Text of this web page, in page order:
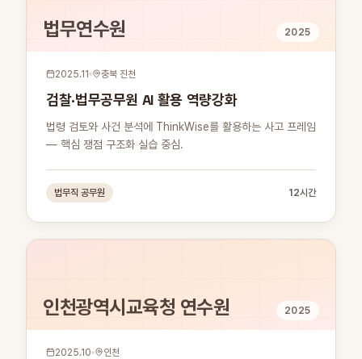
법무연수원 2025
2025.11 충북 진천
검찰·법무공무원 AI 활용 역량강화
법령 검토와 사건 분석에 ThinkWise를 활용하는 사고 프레임
— 핵심 쟁점 구조화 실습 중심.
법무직 공무원 12시간
인천광역시교육청 연수원 2025
2025.10 인천